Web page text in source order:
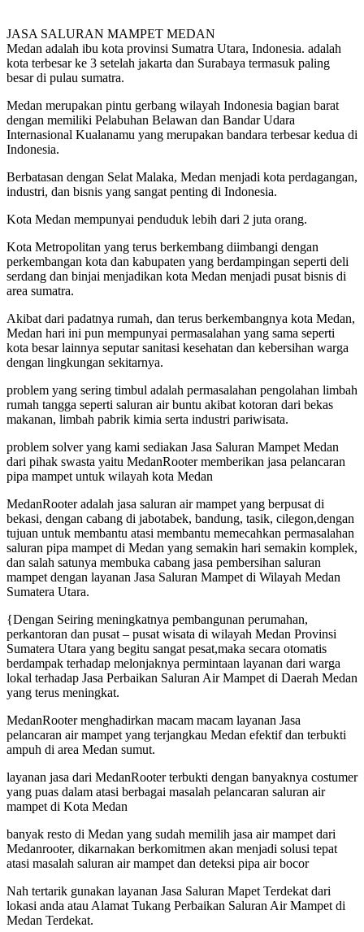
JASA SALURAN MAMPET MEDAN
Medan adalah ibu kota provinsi Sumatra Utara, Indonesia. adalah
kota terbesar ke 3 setelah jakarta dan Surabaya termasuk paling
besar di pulau sumatra.
Medan merupakan pintu gerbang wilayah Indonesia bagian barat
dengan memiliki Pelabuhan Belawan dan Bandar Udara
Internasional Kualanamu yang merupakan bandara terbesar kedua di
Indonesia.
Berbatasan dengan Selat Malaka, Medan menjadi kota perdagangan,
industri, dan bisnis yang sangat penting di Indonesia.
Kota Medan mempunyai penduduk lebih dari 2 juta orang.
Kota Metropolitan yang terus berkembang diimbangi dengan
perkembangan kota dan kabupaten yang berdampingan seperti deli
serdang dan binjai menjadikan kota Medan menjadi pusat bisnis di
area sumatra.
Akibat dari padatnya rumah, dan terus berkembangnya kota Medan,
Medan hari ini pun mempunyai permasalahan yang sama seperti
kota besar lainnya seputar sanitasi kesehatan dan kebersihan warga
dengan lingkungan sekitarnya.
problem yang sering timbul adalah permasalahan pengolahan limbah
rumah tangga seperti saluran air buntu akibat kotoran dari bekas
makanan, limbah pabrik kimia serta industri pariwisata.
problem solver yang kami sediakan Jasa Saluran Mampet Medan
dari pihak swasta yaitu MedanRooter memberikan jasa pelancaran
pipa mampet untuk wilayah kota Medan
MedanRooter adalah jasa saluran air mampet yang berpusat di
bekasi, dengan cabang di jabotabek, bandung, tasik, cilegon,dengan
tujuan untuk membantu atasi membantu memecahkan permasalahan
saluran pipa mampet di Medan yang semakin hari semakin komplek,
dan salah satunya membuka cabang jasa pembersihan saluran
mampet dengan layanan Jasa Saluran Mampet di Wilayah Medan
Sumatera Utara.
{Dengan Seiring meningkatnya pembangunan perumahan,
perkantoran dan pusat – pusat wisata di wilayah Medan Provinsi
Sumatera Utara yang begitu sangat pesat,maka secara otomatis
berdampak terhadap melonjaknya permintaan layanan dari warga
lokal terhadap Jasa Perbaikan Saluran Air Mampet di Daerah Medan
yang terus meningkat.
MedanRooter menghadirkan macam macam layanan Jasa
pelancaran air mampet yang terjangkau Medan efektif dan terbukti
ampuh di area Medan sumut.
layanan jasa dari MedanRooter terbukti dengan banyaknya costumer
yang puas dalam atasi berbagai masalah pelancaran saluran air
mampet di Kota Medan
banyak resto di Medan yang sudah memilih jasa air mampet dari
Medanrooter, dikarnakan berkomitmen akan menjadi solusi tepat
atasi masalah saluran air mampet dan deteksi pipa air bocor
Nah tertarik gunakan layanan Jasa Saluran Mapet Terdekat dari
lokasi anda atau Alamat Tukang Perbaikan Saluran Air Mampet di
Medan Terdekat.